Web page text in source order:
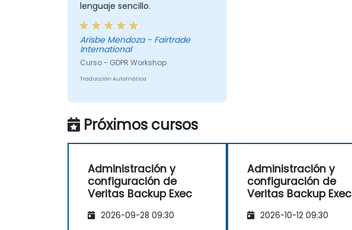
lenguaje sencillo.
Arisbe Mendoza - Fairtrade
International
Curso - GDPR Workshop
Traducción Automática
Próximos cursos
Administración y
configuración de
Veritas Backup Exec
2026-09-28 09:30
Administración y
configuración de
Veritas Backup Exec
2026-10-12 09:30